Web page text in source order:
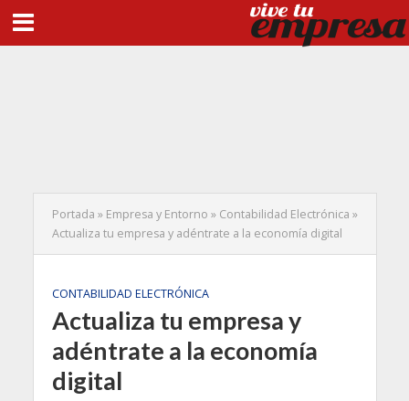
Portada » Empresa y Entorno » Contabilidad Electrónica »
Actualiza tu empresa y adéntrate a la economía digital
CONTABILIDAD ELECTRÓNICA
Actualiza tu empresa y
adéntrate a la economía
digital